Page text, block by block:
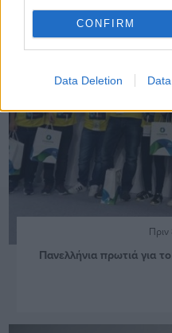
CONFIRM
Data Deletion
Πριν
Πανελλήνια πρωτιά για